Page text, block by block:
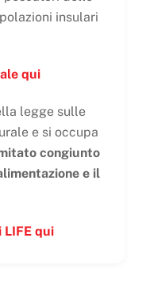
insulari
qui
legge sulle
e si occupa
congiunto
e il
qui